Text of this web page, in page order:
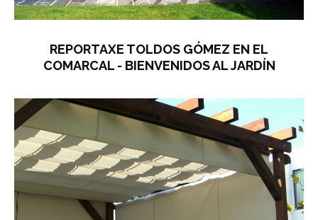
REPORTAXE TOLDOS GÓMEZ EN EL
COMARCAL - BIENVENIDOS AL JARDÍN